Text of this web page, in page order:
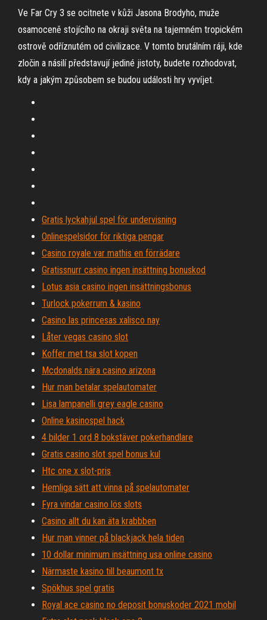
Ve Far Cry 3 se ocitnete v kůži Jasona Brodyho, muže
osamoceně stojícího na okraji světa na tajemném tropickém
ostrově odříznutém od civilizace. V tomto brutálním ráji, kde
zločin a násilí představují jediné jistoty, budete rozhodovat,
kdy a jakým způsobem se budou události hry vyvíjet.
Gratis lyckahjul spel för undervisning
Onlinespelsidor för riktiga pengar
Casino royale var mathis en förrädare
Gratissnurr casino ingen insättning bonuskod
Lotus asia casino ingen insättningsbonus
Turlock pokerrum & kasino
Casino las princesas xalisco nay
Låter vegas casino slot
Koffer met tsa slot kopen
Mcdonalds nära casino arizona
Hur man betalar spelautomater
Lisa lampanelli grey eagle casino
Online kasinospel hack
4 bilder 1 ord 8 bokstäver pokerhandlare
Gratis casino slot spel bonus kul
Htc one x slot-pris
Hemliga sätt att vinna på spelautomater
Fyra vindar casino lös slots
Casino allt du kan äta krabbben
Hur man vinner på blackjack hela tiden
10 dollar minimum insättning usa online casino
Närmaste kasino till beaumont tx
Spökhus spel gratis
Royal ace casino no deposit bonuskoder 2021 mobil